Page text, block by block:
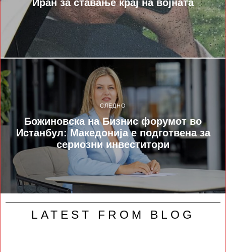
Иран за ставање крај на војната
СЛЕДНО
Божиновска на Бизнис форумот во
Истанбул: Македонија е подготвена за
сериозни инвеститори
LATEST FROM BLOG